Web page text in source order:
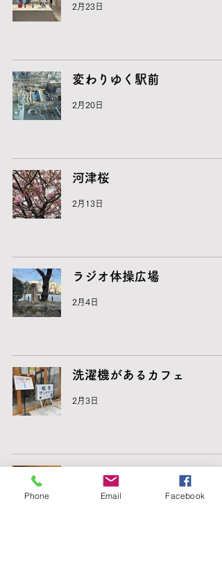
2月23日
変わりゆく駅前
2月20日
河津桜
2月13日
ラジオ体操広場
2月4日
洗濯機があるカフェ
2月3日
寝室と浴室-加地邸
1月31日
Phone Email Facebook